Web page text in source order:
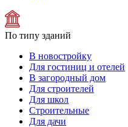
По типу зданий
В новостройку
Для гостиниц и отелей
В загородный дом
Для строителей
Для школ
Строительные
Для дачи